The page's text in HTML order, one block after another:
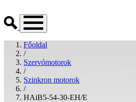
Főoldal
/
Szervómotorok
/
Szinkron motorok
/
HAiB5-54-30-EH/E